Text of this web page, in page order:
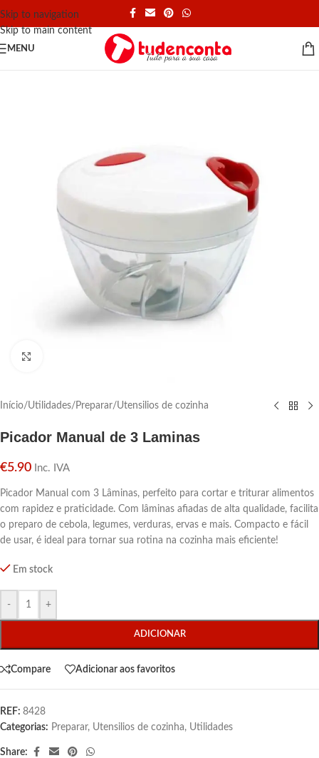
Skip to navigation
Skip to main content
MENU
Início/Utilidades/ Preparar/Utensilios de cozinha
Picador Manual de 3 Laminas
€5.90 Inc. IVA
Picador Manual com 3 Lâminas, perfeito para cortar e triturar alimentos
com rapidez e praticidade. Com lâminas afiadas de alta qualidade, facilita
o preparo de cebola, legumes, verduras, ervas e mais. Compacto e fácil
de usar, é ideal para tornar sua rotina na cozinha mais eficiente!
Em stock
- +
ADICIONAR
Compare Adicionar aos favoritos
REF: 8428
Categorias: Preparar, Utensilios de cozinha, Utilidades
Share: